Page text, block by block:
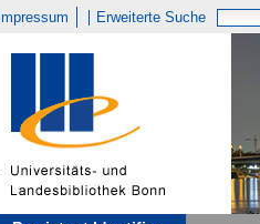
Impressum Erweiterte Suche